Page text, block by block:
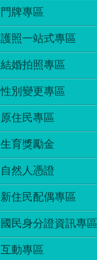
門牌專區
護照一站式專區
結婚拍照專區
性別變更專區
原住民專區
生育獎勵金
自然人憑證
新住民配偶專區
國民身分證資訊專區
互動專區